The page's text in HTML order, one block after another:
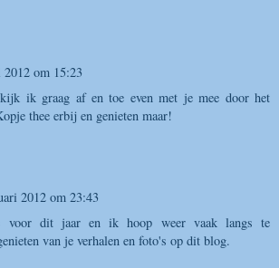
om 15:23
ik graag af en toe even met je mee door het
thee erbij en genieten maar!
2012 om 23:43
voor dit jaar en ik hoop weer vaak langs te
van je verhalen en foto's op dit blog.